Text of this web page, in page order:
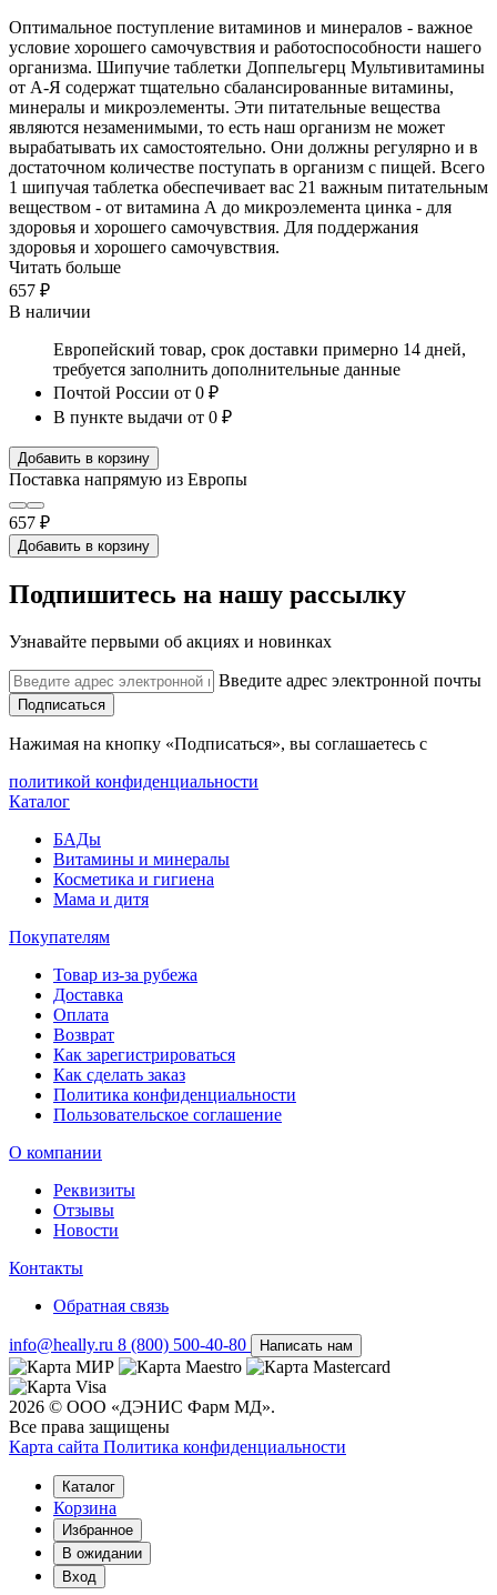
Оптимальное поступление витаминов и минералов - важное
условие хорошего самочувствия и работоспособности нашего
организма. Шипучие таблетки Доппельгерц Мультивитамины
от А-Я содержат тщательно сбалансированные витамины,
минералы и микроэлементы. Эти питательные вещества
являются незаменимыми, то есть наш организм не может
вырабатывать их самостоятельно. Они должны регулярно и в
достаточном количестве поступать в организм с пищей. Всего
1 шипучая таблетка обеспечивает вас 21 важным питательным
веществом - от витамина А до микроэлемента цинка - для
здоровья и хорошего самочувствия. Для поддержания
здоровья и хорошего самочувствия.
Читать больше
657 ₽
В наличии
Европейский товар, срок доставки примерно 14 дней,
требуется заполнить дополнительные данные
Почтой России от 0 ₽
В пункте выдачи от 0 ₽
Добавить в корзину
Поставка напрямую из Европы
657 ₽
Добавить в корзину
Подпишитесь на нашу рассылку
Узнавайте первыми об акциях и новинках
Введите адрес электронной почты
Подписаться
Нажимая на кнопку «Подписаться», вы соглашаетесь с
политикой конфиденциальности
Каталог
БАДы
Витамины и минералы
Косметика и гигиена
Мама и дитя
Покупателям
Товар из-за рубежа
Доставка
Оплата
Возврат
Как зарегистрироваться
Как сделать заказ
Политика конфиденциальности
Пользовательское соглашение
О компании
Реквизиты
Отзывы
Новости
Контакты
Обратная связь
info@heally.ru 8 (800) 500-40-80 Написать нам
2026 © ООО «ДЭНИС Фарм МД».
Все права защищены
Карта сайта Политика конфиден­циальности
Каталог
Корзина
Избранное
В ожидании
Вход